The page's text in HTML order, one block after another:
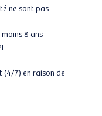
ne sont pas
8 ans
(4/7) en raison de